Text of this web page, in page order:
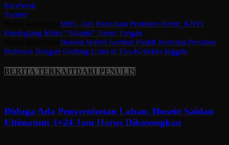
Facebook
Twitter
MBG Jadi Bancakan Pemburu Rente, KNPI
Pandeglang Minta “Jakarta” Turun Tangan
Nusron Wahid Sambut Positif Rencana Presiden
Prabowo Bangun Gedung Umat di Eks-Kedubes Inggris
BERITA TERKAITDARI PENULIS
Diduga Ada Penyerobotan Lahan, Husein Saidan
Ultimatum 3×24 Jam Harus Dikosongkan